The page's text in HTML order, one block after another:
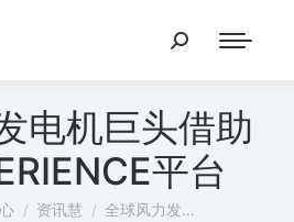
电机巨头借助
平台
资讯慧 全球风力发…